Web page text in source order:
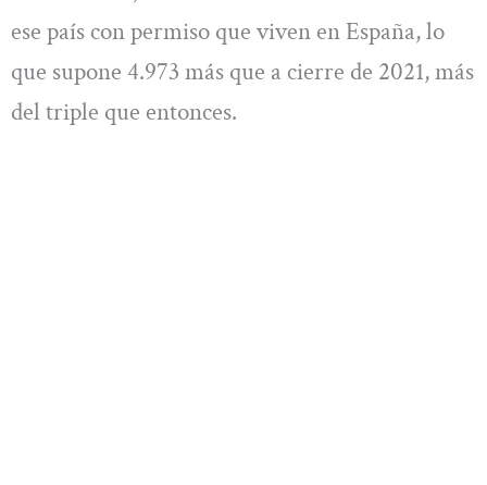
ese país con permiso que viven en España, lo
que supone 4.973 más que a cierre de 2021, más
del triple que entonces.